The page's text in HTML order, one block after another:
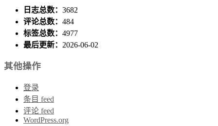
日志总数： 3682
评论总数： 484
标签总数： 4977
最后更新： 2026-06-02
其他操作
登录
条目 feed
评论 feed
WordPress.org